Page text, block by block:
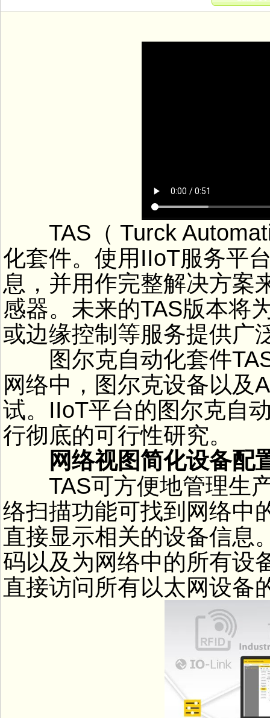
TAS（ Turck
化套件。使用IIoT服务平
息，并用作完整解决方案
感器。未来的TAS版本将
或边缘控制等服务提供广
图尔克自动化套件TAS
网络中，图尔克设备以及
试。IIoT平台的图尔克自
行彻底的可行性研究。
网络视图简化设备配
TAS可方便地管理生产
络扫描功能可找到网络中
直接显示相关的设备信息
码以及为网络中的所有设
直接访问所有以太网设备